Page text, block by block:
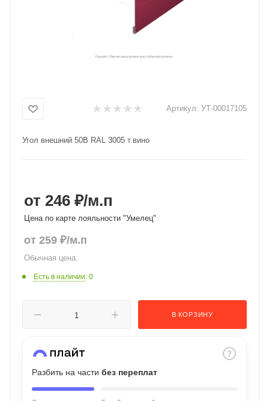
Артикул: УТ-00017105
Угол внешний 50В RAL 3005 т.вино
от 246 ₽/м.п
Цена по карте лояльности "Умелец"
от 259 ₽/м.п
Обычная цена.
Есть в наличии: 0
В КОРЗИНУ
Разбить на части без переплат
в корзину
выбранный способом
списыватьсяс вашей карты
по 25%каждые 2 недели
Подробнее
об оплате Плайтом
недели
plait.ru